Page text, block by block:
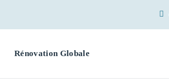
Rénovation Globale